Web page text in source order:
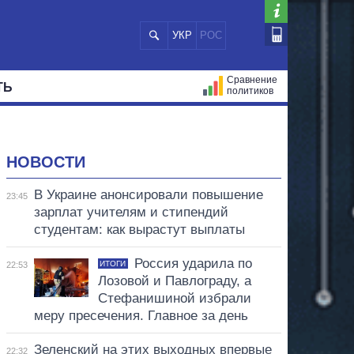
УКР РОС
Сравнение
политиков
НОВОСТИ
23:45
В Украине анонсировали повышение
зарплат учителям и стипендий
студентам: как вырастут выплаты
22:53 ИТОГИ
Россия ударила по
Лозовой и Павлограду, а
Стефанишиной избрали
меру пресечения. Главное за день
22:32
Зеленский на этих выходных впервые